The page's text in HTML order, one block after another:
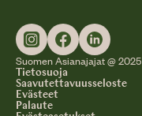
Suomen Asianajajat @ 2025
Tietosuoja
Saavutettavuusseloste
Evästeet
Palaute